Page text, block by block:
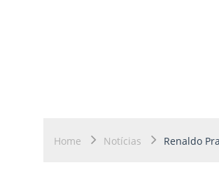
Home Notícias Renaldo